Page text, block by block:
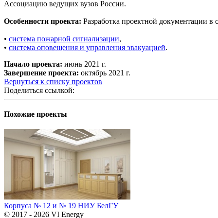
Ассоциацию ведущих вузов России.
Особенности проекта: Разработка проектной документации в
• система пожарной сигнализации,
• система оповещения и управления эвакуацией.
Начало проекта: июнь 2021 г.
Завершение проекта: октябрь 2021 г.
Вернуться к списку проектов
Поделиться ссылкой:
Похожие проекты
Корпуса № 12 и № 19 НИУ БелГУ
© 2017 - 2026 VI Energy